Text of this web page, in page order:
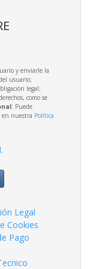
y enviarle la
usuario;
legal;
como se
: Puede
en nuestra Política
.
Legal
Cookies
Pago